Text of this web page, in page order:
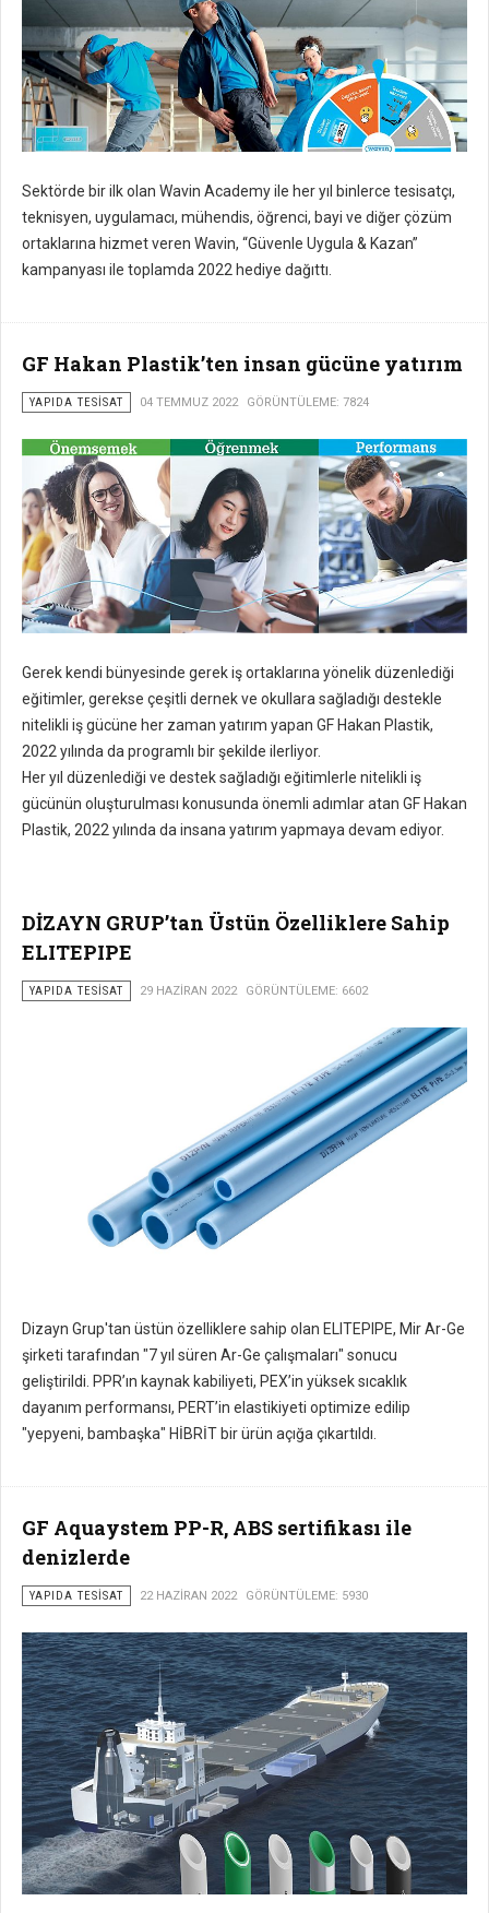
Sektörde bir ilk olan Wavin Academy ile her yıl binlerce tesisatçı,
teknisyen, uygulamacı, mühendis, öğrenci, bayi ve diğer çözüm
ortaklarına hizmet veren Wavin, “Güvenle Uygula & Kazan”
kampanyası ile toplamda 2022 hediye dağıttı.
GF Hakan Plastik’ten insan gücüne yatırım
YAPIDA TESISAT 04 TEMMUZ 2022 GÖRÜNTÜLEME: 7824
Gerek kendi bünyesinde gerek iş ortaklarına yönelik düzenlediği
eğitimler, gerekse çeşitli dernek ve okullara sağladığı destekle
nitelikli iş gücüne her zaman yatırım yapan GF Hakan Plastik,
2022 yılında da programlı bir şekilde ilerliyor.
Her yıl düzenlediği ve destek sağladığı eğitimlerle nitelikli iş
gücünün oluşturulması konusunda önemli adımlar atan GF Hakan
Plastik, 2022 yılında da insana yatırım yapmaya devam ediyor.
DİZAYN GRUP’tan Üstün Özelliklere Sahip
ELITEPIPE
YAPIDA TESISAT 29 HAZIRAN 2022 GÖRÜNTÜLEME: 6602
Dizayn Grup'tan üstün özelliklere sahip olan ELITEPIPE, Mir Ar-Ge
şirketi tarafından "7 yıl süren Ar-Ge çalışmaları" sonucu
geliştirildi. PPR’ın kaynak kabiliyeti, PEX’in yüksek sıcaklık
dayanım performansı, PERT’in elastikiyeti optimize edilip
"yepyeni, bambaşka" HİBRİT bir ürün açığa çıkartıldı.
GF Aquaystem PP-R, ABS sertifikası ile
denizlerde
YAPIDA TESISAT 22 HAZIRAN 2022 GÖRÜNTÜLEME: 5930